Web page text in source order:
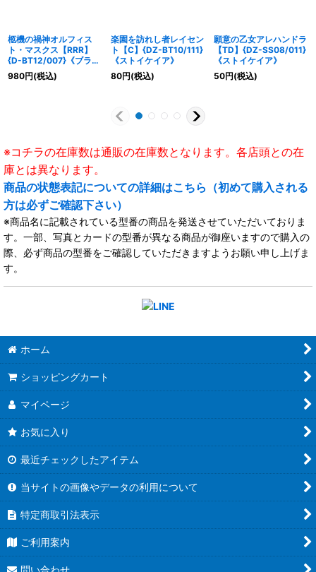
柩機の禍神オルフィス
ト・マスクス【RRR】
{D-BT12/007}《ブラン
トゲート》
980円(税込)
楽園を訪れし者レイセン
ト【C】{DZ-BT10/111}
《ストイケイア》
80円(税込)
願意の乙女アレハンドラ
【TD】{DZ-SS08/011}
《ストイケイア》
50円(税込)
※コチラの在庫数は通販の在庫数となります。各店頭との在
庫とは異なります。
商品の状態表記についての詳細はこちら（初めて購入される
方は必ずご確認下さい）
※商品名に記載されている型番の商品を発送させていただいておりま
す。一部、写真とカードの型番が異なる商品が御座いますので購入の
際、必ず商品の型番をご確認していただきますようお願い申し上げま
す。
ホーム
ショッピングカート
マイページ
お気に入り
最近チェックしたアイテム
当サイトの画像やデータの利用について
特定商取引法表示
ご利用案内
問い合わせ